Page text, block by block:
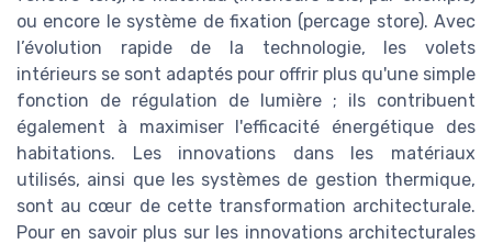
ou encore le système de fixation (percage store). Avec
l’évolution rapide de la technologie, les volets
intérieurs se sont adaptés pour offrir plus qu'une simple
fonction de régulation de lumière ; ils contribuent
également à maximiser l'efficacité énergétique des
habitations. Les innovations dans les matériaux
utilisés, ainsi que les systèmes de gestion thermique,
sont au cœur de cette transformation architecturale.
Pour en savoir plus sur les innovations architecturales